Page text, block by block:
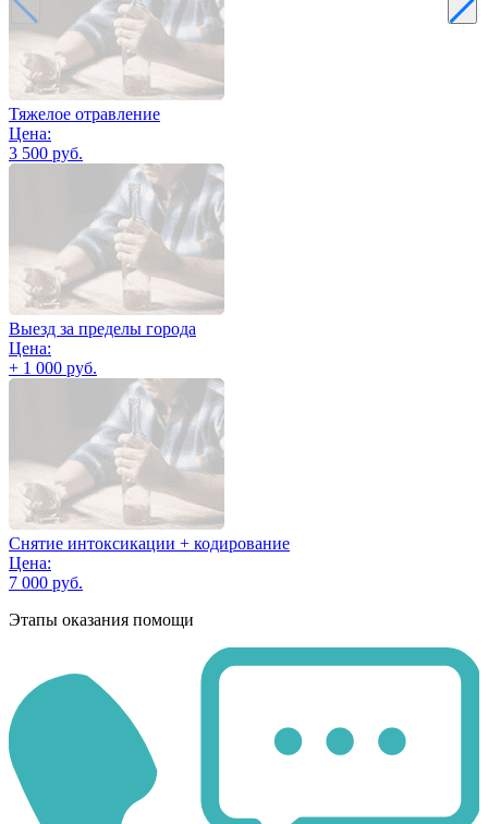
Тяжелое отравление
Цена:
3 500 руб.
Выезд за пределы города
Цена:
+ 1 000 руб.
Снятие интоксикации + кодирование
Цена:
7 000 руб.
Этапы оказания помощи